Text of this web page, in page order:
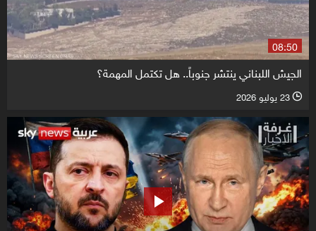
08:50
الجيش اللبناني ينتشر جنوباً.. هل تكتمل المهمة؟
l 23 يوليو 2026